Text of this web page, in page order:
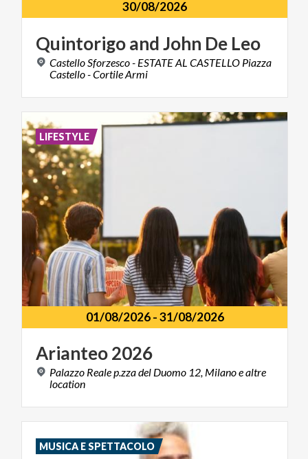
30/08/2026
QuintorigoandJohn De Leo
Castello Sforzesco - ESTATE AL CASTELLO Piazza
Castello - Cortile Armi
01/08/2026-31/08/2026
Arianteo2026
Palazzo Reale p.zza del Duomo 12, Milano e altre
location
LIFESTYLE
MUSICA E SPETTACOLO